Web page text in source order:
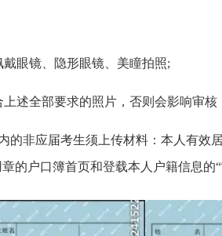
眼镜、隐形眼镜、美瞳拍照;
述全部要求的照片，否则会影响审核
的非应届考生须上传材料：本人有效
的户口簿首页和登载本人户籍信息的